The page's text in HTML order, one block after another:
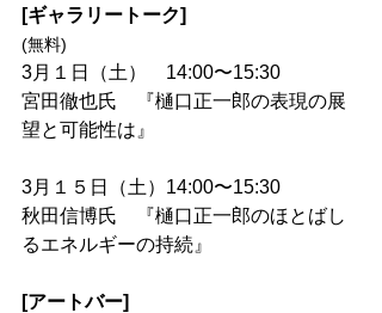
[ギャラリートーク]
(無料)
3月１日（土）　14:00〜15:30
宮田徹也氏　『樋口正一郎の表現の展
望と可能性は』
3月１５日（土）14:00〜15:30
秋田信博氏　『樋口正一郎のほとばし
るエネルギーの持続』
[アートバー]